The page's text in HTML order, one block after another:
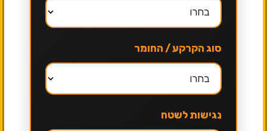
סוג הקרקע / החומר
נגישות לשטח